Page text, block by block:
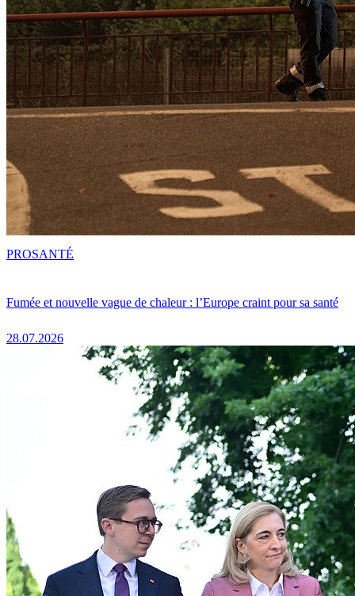
Fumée et nouvelle vague de chaleur : l’Europe craint pour sa santé
28.07.2026
PROSANTÉ